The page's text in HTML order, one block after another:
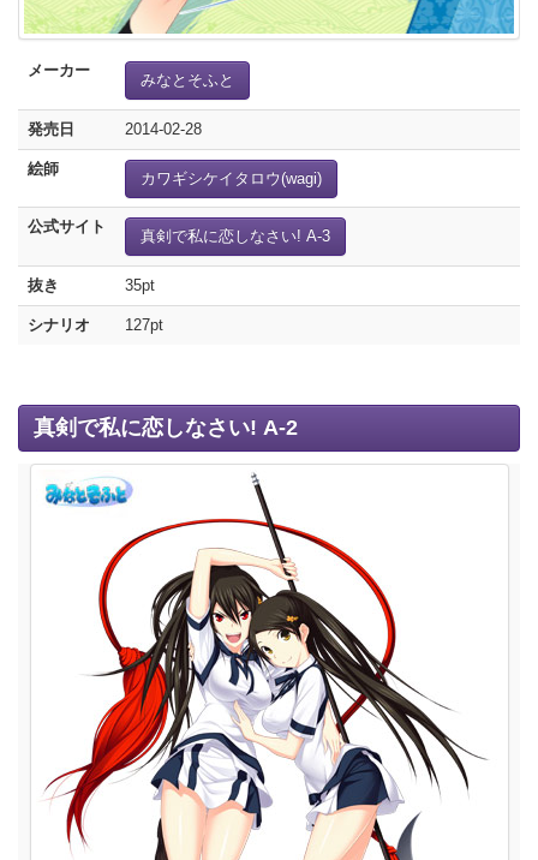
メーカー
みなとそふと
発売日 2014-02-28
絵師
カワギシケイタロウ(wagi)
公式サイト
真剣で私に恋しなさい! A-3
抜き 35pt
シナリオ 127pt
真剣で私に恋しなさい! A-2